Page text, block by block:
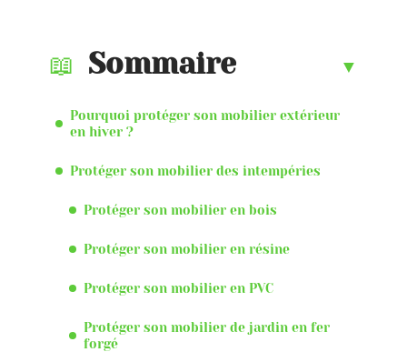
Sommaire
Pourquoi protéger son mobilier extérieur
en hiver ?
Protéger son mobilier des intempéries
Protéger son mobilier en bois
Protéger son mobilier en résine
Protéger son mobilier en PVC
Protéger son mobilier de jardin en fer
forgé